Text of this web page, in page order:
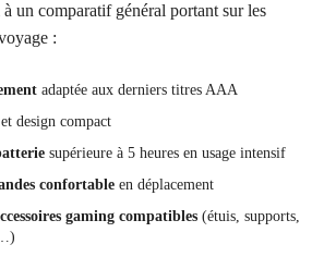
un comparatif général portant sur les
:
adaptée aux derniers titres AAA
et design compact
supérieure à 5 heures en usage intensif
confortable en déplacement
gaming compatibles (étuis, supports,